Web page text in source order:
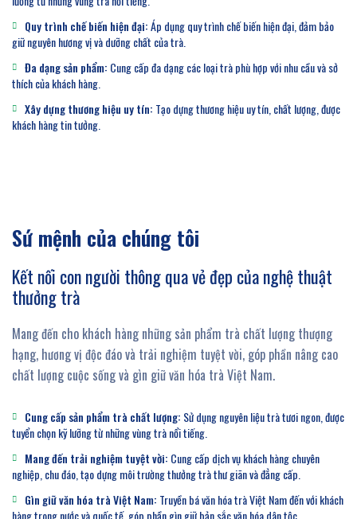
Quy trình chế biến hiện đại:Áp dụng quy trình chế biến hiện đại, đảm bảo
giữ nguyên hương vị và dưỡng chất của trà.
Đa dạng sản phẩm: Cung cấp đa dạng các loại trà phù hợp với nhu cầu và sở
thích của khách hàng.
Xây dựng thương hiệu uy tín: Tạo dựng thương hiệu uy tín, chất lượng, được
khách hàng tin tưởng.
Sứ mệnh của chúng tôi
Kết nối con người thông qua vẻ đẹp của nghệ thuật
thưởng trà
Mang đến cho khách hàng những sản phẩm trà chất lượng thượng
hạng, hương vị độc đáo và trải nghiệm tuyệt vời, góp phần nâng cao
chất lượng cuộc sống và gìn giữ văn hóa trà Việt Nam.
Cung cấp sản phẩm trà chất lượng: Sử dụng nguyên liệu trà tươi ngon, được
tuyển chọn kỹ lưỡng từ những vùng trà nổi tiếng.
Mang đến trải nghiệm tuyệt vời: Cung cấp dịch vụ khách hàng chuyên
nghiệp, chu đáo, tạo dựng môi trường thưởng trà thư giãn và đẳng cấp.
Gìn giữ văn hóa trà Việt Nam: Truyền bá văn hóa trà Việt Nam đến với khách
hàng trong nước và quốc tế, góp phần gìn giữ bản sắc văn hóa dân tộc.